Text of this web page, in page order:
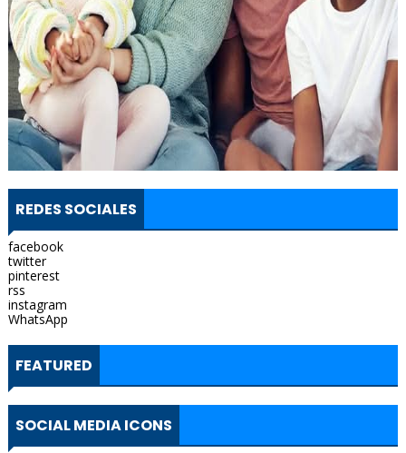
REDES SOCIALES
facebook
twitter
pinterest
rss
instagram
WhatsApp
FEATURED
SOCIAL MEDIA ICONS